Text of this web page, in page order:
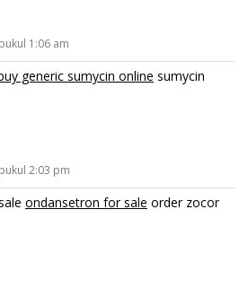
1:06 am
generic sumycin online sumycin
2:03 pm
ondansetron for sale order zocor